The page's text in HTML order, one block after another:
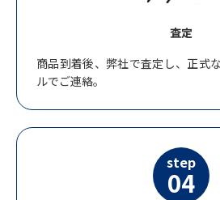
査定
商品到着後、弊社で査定し、正式
ルでご連絡。
step
04